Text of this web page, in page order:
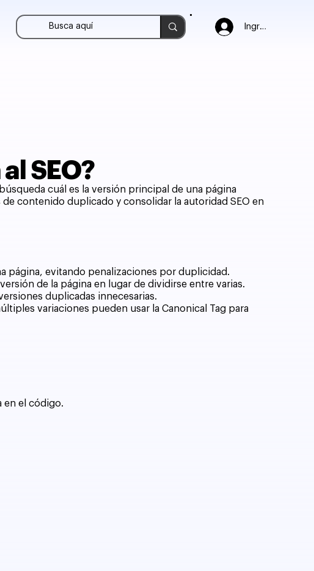
Ingresar
SEO?
cuál es la versión principal de una página
contenido duplicado y consolidar la autoridad SEO en
página, evitando penalizaciones por duplicidad.
de la página en lugar de dividirse entre varias.
duplicadas innecesarias.
variaciones pueden usar la Canonical Tag para
en el código.